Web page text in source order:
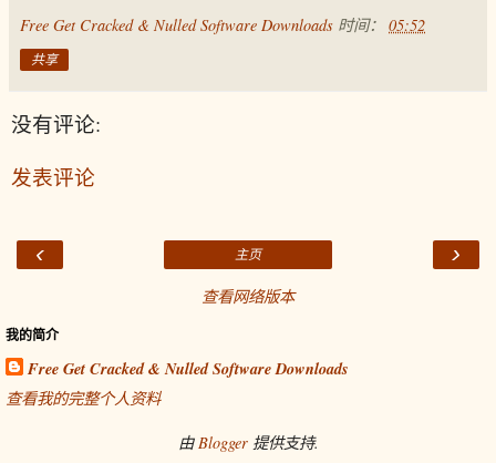
Free Get Cracked & Nulled Software Downloads 时间： 05:52
共享
没有评论:
发表评论
‹ ›
主页
查看网络版本
我的简介
Free Get Cracked & Nulled Software Downloads
查看我的完整个人资料
由Blogger提供支持.